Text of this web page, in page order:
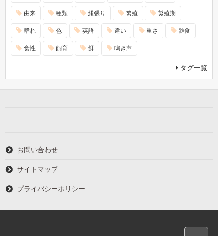
由来 種類 縄張り 繁殖 繁殖期
群れ 色 英語 違い 重さ 雑食
食性 飼育 餌 鳴き声
タグ一覧
お問い合わせ
サイトマップ
プライバシーポリシー